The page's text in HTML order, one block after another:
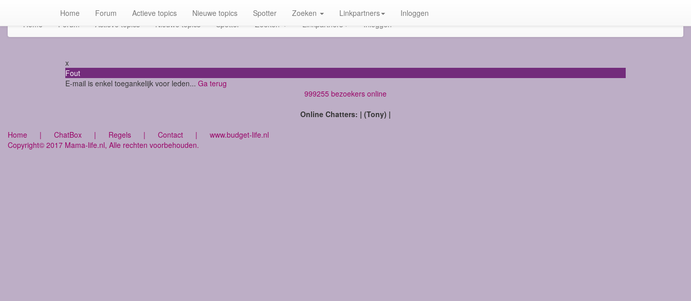
Home Forum Actieve topics Nieuwe topics Spotter Zoeken Linkpartners Inloggen
Home Forum Actieve topics Nieuwe topics Spotter Zoeken Linkpartners Inloggen
x
Fout
E-mail is enkel toegankelijk voor leden... Ga terug
999255 bezoekers online
Online Chatters: | (Tony) |
Home | ChatBox | Regels | Contact | www.budget-life.nl
Copyright© 2017 Mama-life.nl, Alle rechten voorbehouden.